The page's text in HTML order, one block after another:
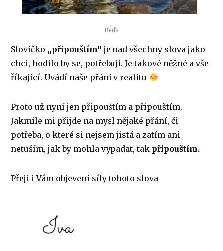
Béďa
Slovíčko „připouštím“ je nad všechny slova jako
chci, hodilo by se, potřebuji. Je takové něžné a vše
říkající. Uvádí naše přání v realitu
Proto už nyní jen připouštím a připouštím.
Jakmile mi přijde na mysl nějaké přání, či
potřeba, o které si nejsem jistá a zatím ani
netuším, jak by mohla vypadat, tak připouštím.
Přeji i Vám objevení síly tohoto slova